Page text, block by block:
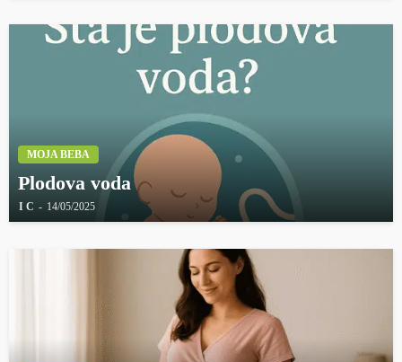
MOJA BEBA
Plodova voda
I C 14/05/2025